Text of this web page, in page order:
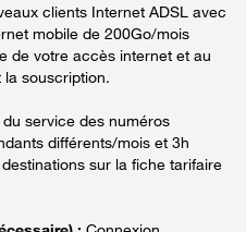
clients Internet ADSL avec
mobile de 200Go/mois
de votre accès internet et au
souscription.
service des numéros
différents/mois et 3h
sur la fiche tarifaire